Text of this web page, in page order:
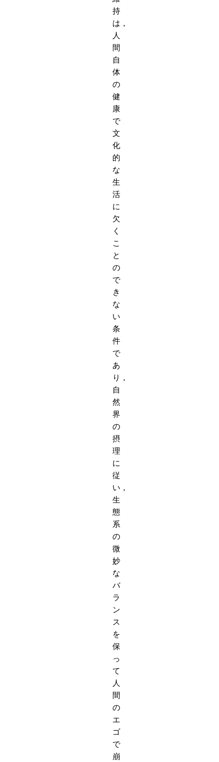
持
は，
人
間
自
体
の
健
康
で
文
化
的
な
生
活
に
欠
く
こ
と
の
で
き
な
い
条
件
で
あ
り，
自
然
界
の
摂
理
に
従
い，
生
態
系
の
微
妙
な
バ
ラ
ン
ス
を
保
っ
て
人
間
の
エ
ゴ
で
崩